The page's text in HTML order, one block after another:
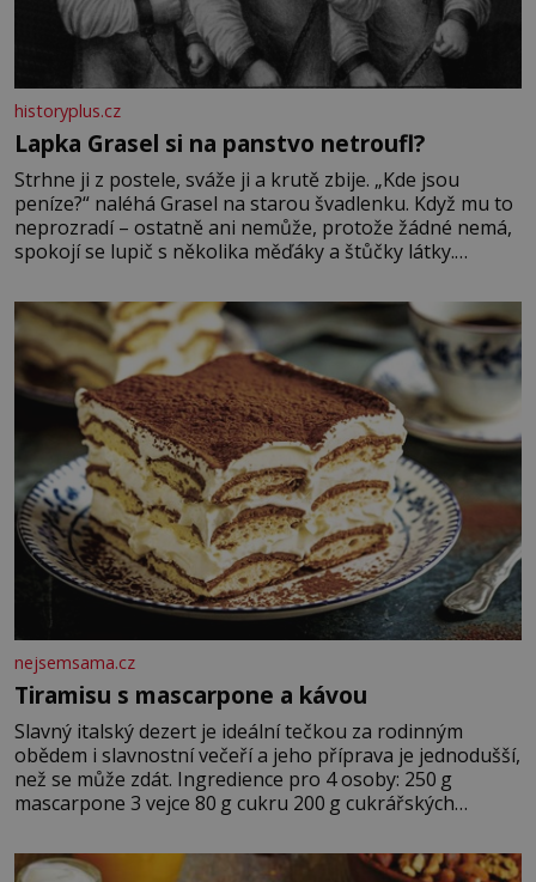
historyplus.cz
Lapka Grasel si na panstvo netroufl?
Strhne ji z postele, sváže ji a krutě zbije. „Kde jsou
peníze?“ naléhá Grasel na starou švadlenku. Když mu to
neprozradí – ostatně ani nemůže, protože žádné nemá,
spokojí se lupič s několika měďáky a štůčky látky.
krutý. Jeho činy budí hrůzu ještě dlouho po jeho smrti
nejsemsama.cz
Tiramisu s mascarpone a kávou
Slavný italský dezert je ideální tečkou za rodinným
obědem i slavnostní večeří a jeho příprava je jednodušší,
než se může zdát. Ingredience pro 4 osoby: 250 g
mascarpone 3 vejce 80 g cukru 200 g cukrářských
posypání Postup: Oddělte žloutky od bílků. Žloutky
vyšlehejte s cukrem do světlé pěny a postupně do nich